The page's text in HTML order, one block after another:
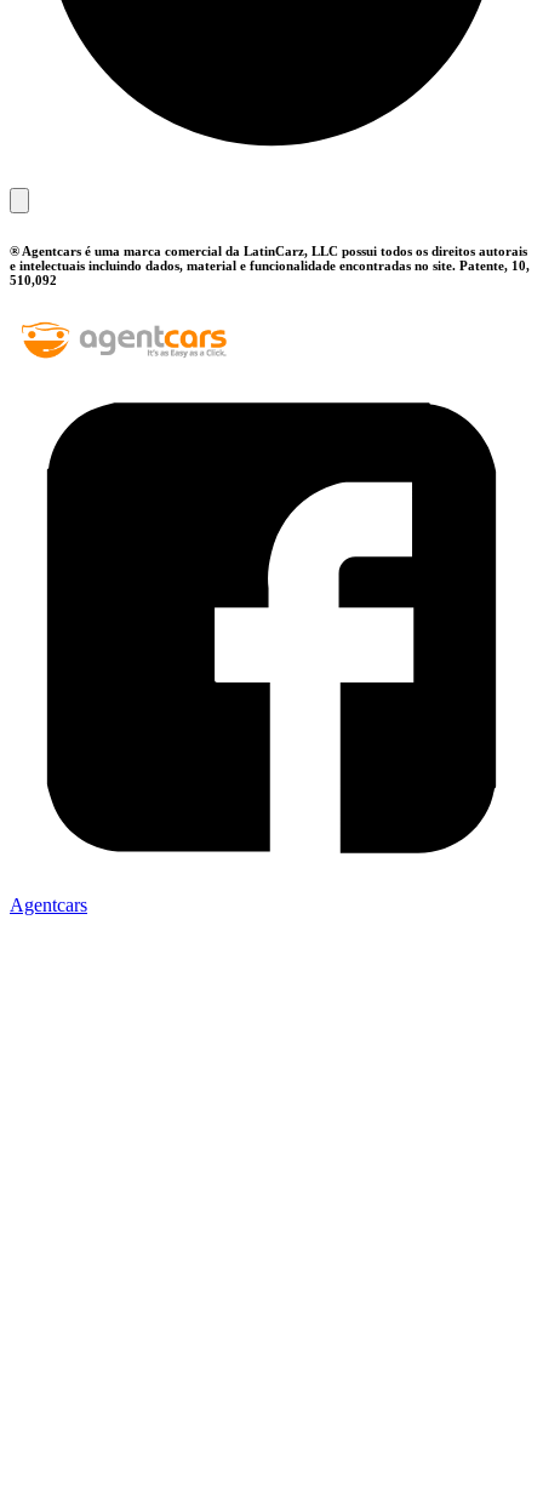
® Agentcars é uma marca comercial da LatinCarz, LLC possui todos os direitos autorais
e intelectuais incluindo dados, material e funcionalidade encontradas no site. Patente, 10,
510,092
Agentcars